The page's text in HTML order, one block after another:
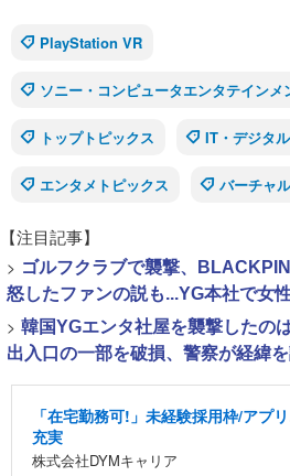
PlayStation VR
ソニー・コンピュータエンタテインメ
トップトピックス IT・デジタ
エンタメトピックス バーチャ
【注目記事】
> ゴルフクラブで襲撃、
怒したファンの説も...YG本社で女
> 韓国YGエンタ社屋を襲撃したの
出入口の一部を破損、警察が経緯
「在宅勤務可!」未経験採用枠/アプ
充実
株式会社DYMキャリア